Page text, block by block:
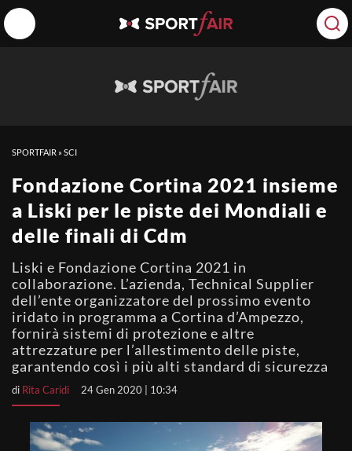
SPORTFAIR »SCI
Fondazione Cortina 2021 insieme
a Liski per le piste dei Mondiali e
delle finali di Cdm
Liski e Fondazione Cortina 2021 in
collaborazione. L’azienda, Technical Supplier
dell’ente organizzatore del prossimo evento
iridato in programma a Cortina d’Ampezzo,
fornirà sistemi di protezione e altre
attrezzature per l’allestimento delle piste,
garantendo così i più alti standard di sicurezza
di Rita Caridi 24 Gen 2020 | 10:34